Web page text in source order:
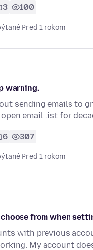
3 100
Pred 1 rokom
warning.
sending emails to
email list for
6 307
Pred 1 rokom
from when
with previous
My account